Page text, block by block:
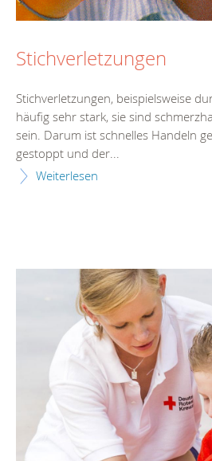
Stichverletzungen
Stichverletzungen, beispielsweise
häufig sehr stark, sie sind
sein. Darum ist schnelles Handeln
gestoppt und der...
Weiterlesen